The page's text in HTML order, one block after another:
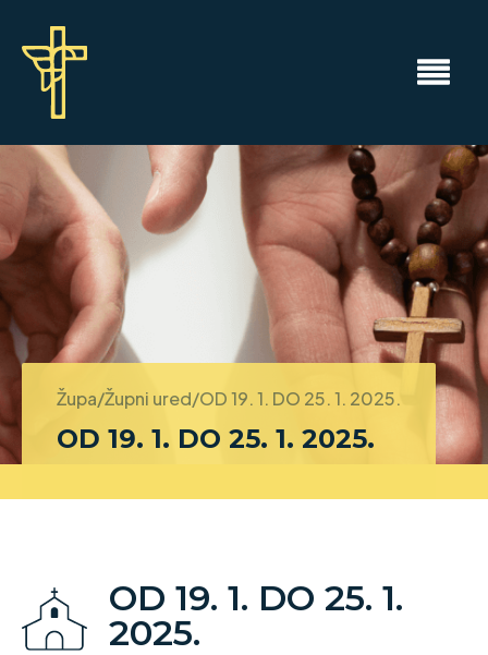
Župa/Župni ured/OD 19. 1. DO 25. 1. 2025.
OD 19. 1. DO 25. 1. 2025.
OD 19. 1. DO 25. 1.
2025.